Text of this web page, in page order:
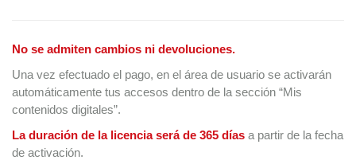
No se admiten cambios ni devoluciones.
Una vez efectuado el pago, en el área de usuario se activarán
automáticamente tus accesos dentro de la sección “Mis
contenidos digitales”.
La duración de la licencia será de 365 días a partir de la fecha
de activación.